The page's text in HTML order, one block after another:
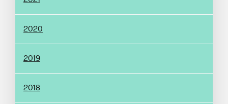
2020
2019
2018